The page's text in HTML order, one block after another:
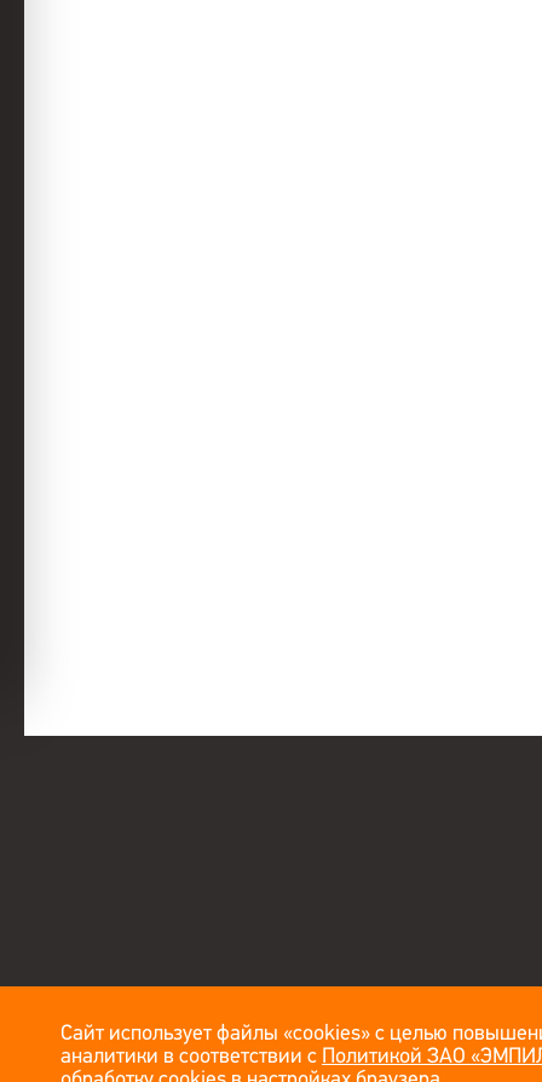
Сайт использует файлы «cookies» с целью
аналитики в соответствии с Политикой ЗАО